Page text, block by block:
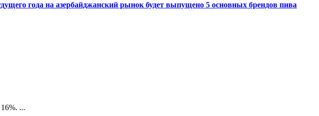
года на азербайджанский рынок будет выпущено 5 основных брендов пива
...